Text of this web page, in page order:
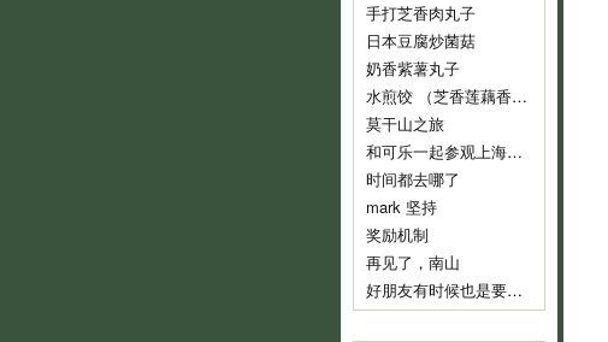
手打芝香肉丸子
日本豆腐炒菌菇
奶香紫薯丸子
水煎饺 （芝香莲藕香菇肉饺）
莫干山之旅
和可乐一起参观上海鲁迅纪念馆
时间都去哪了
mark 坚持
奖励机制
再见了，南山
好朋友有时候也是要分开的